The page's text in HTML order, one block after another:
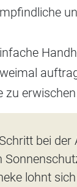
zu erwischen
bei der
lohnt